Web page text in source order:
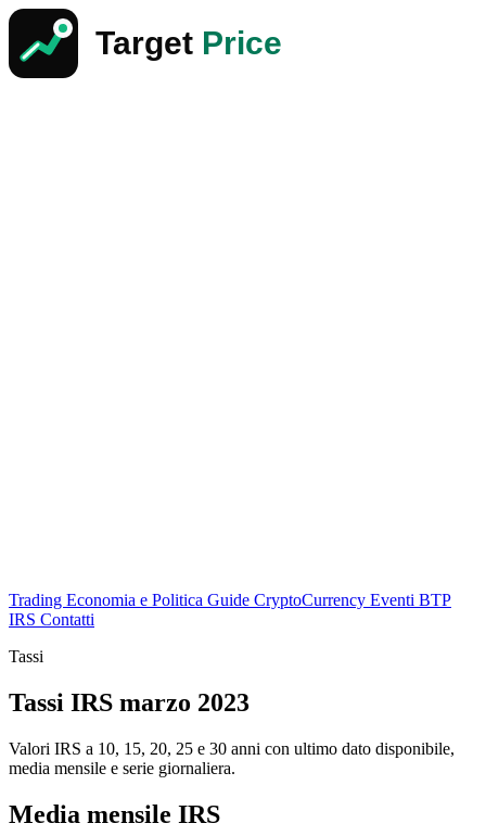
Trading Economia e Politica Guide CryptoCurrency Eventi BTP
IRS Contatti
Tassi
Tassi IRS marzo 2023
Valori IRS a 10, 15, 20, 25 e 30 anni con ultimo dato disponibile,
media mensile e serie giornaliera.
Media mensile IRS